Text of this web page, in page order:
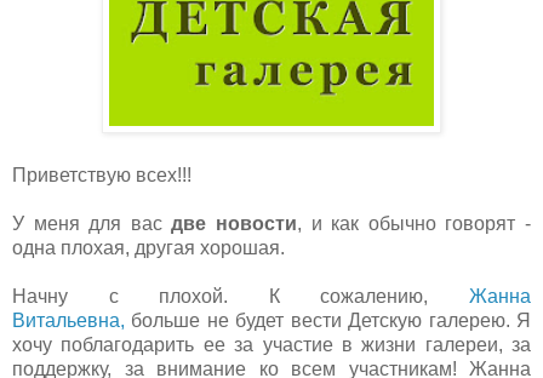
Приветствую всех!!!
У меня для васдве новости, и как обычно говорят -
одна плохая, другая хорошая.
Начну с плохой. К сожалению, Жанна
Витальевна, больше не будет вести Детскую галерею. Я
хочу поблагодарить ее за участие в жизни галереи, за
поддержку, за внимание ко всем участникам! Жанна